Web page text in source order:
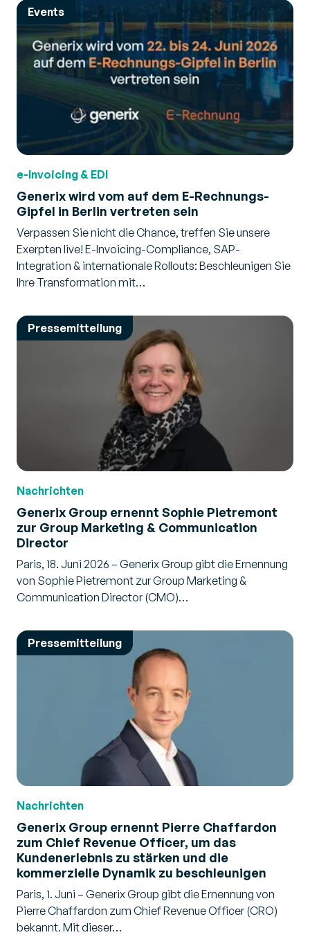
Events
e-Invoicing & EDI
Generix wird vom auf dem E-Rechnungs-
Gipfel in Berlin vertreten sein
Verpassen Sie nicht die Chance, treffen Sie unsere
Exerpten live! E-Invoicing-Compliance, SAP-
Integration & internationale Rollouts: Beschleunigen Sie
Ihre Transformation mit…
Pressemitteilung
Nachrichten
Generix Group ernennt Sophie Pietremont
zur Group Marketing & Communication
Director
Paris, 18. Juni 2026 – Generix Group gibt die Ernennung
von Sophie Pietremont zur Group Marketing &
Communication Director (CMO)…
Pressemitteilung
Nachrichten
Generix Group ernennt Pierre Chaffardon
zum Chief Revenue Officer, um das
Kundenerlebnis zu stärken und die
kommerzielle Dynamik zu beschleunigen
Paris, 1. Juni – Generix Group gibt die Ernennung von
Pierre Chaffardon zum Chief Revenue Officer (CRO)
bekannt. Mit dieser…